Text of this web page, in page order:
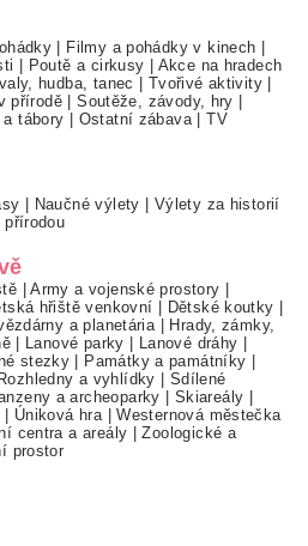
Filmy a pohádky v kinech
Poutě a cirkusy
Akce na hradech
hudba, tanec Tvořivé aktivity
přírodě |Soutěže, závody, hry
tábory Ostatní zábava |TV
Naučné výlety
Výlety za historií
|Army a vojenské prostory
hřiště venkovní Dětské koutky
a planetária
Hrady, zámky,
| Lanové parky Lanové dráhy
stezky Památky a památníky
Rozhledny a vyhlídky
Sdílené
a archeoparky Skiareály
Úniková hra |Westernová městečka
centra a areály |Zoologické a
prostor